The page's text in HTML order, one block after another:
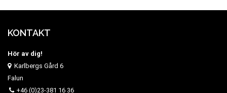
KONTAKT
Hör av dig!
Karlbergs Gård 6
Falun
+46 (0)23-381 16 36